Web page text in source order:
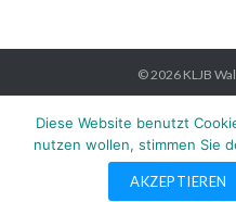
© 2026 KLJB
Startseite News Verein
Diese Website benutzt
nutzen wollen, stimmen Sie
AKZEPTIEREN